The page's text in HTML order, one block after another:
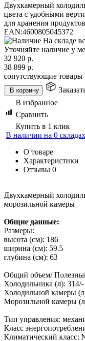
Двухкамерный
цвета с удобными
для хранения
EAN:4600805045372
На складе
Уточняйте наличие у
32 920 р.
38 899 р.
сопутствующие товары
В корзину
В избранное
Сравнить
Купить в 1 клик
В наличии на 0 складах
О товаре
Характеристики
Отзывы 0
Двухкамерный
морозильной камеры
Общие данные:
Размеры:
высота (см): 186
ширина (см): 59.5
глубина (см): 63
Общий объем/
Холодильника (л): 314/-
Холодильной камеры
Морозильной камеры
Тип управления:
Класс
Климатический класс: